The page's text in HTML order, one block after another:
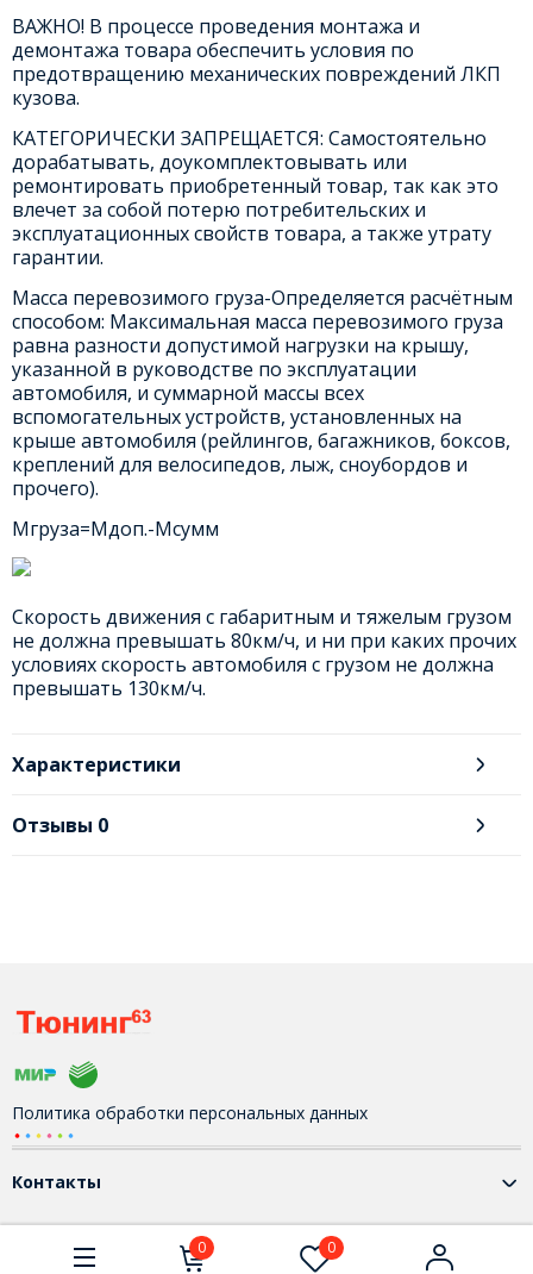
ВАЖНО! В процессе проведения монтажа и
демонтажа товара обеспечить условия по
предотвращению механических повреждений ЛКП
кузова.
КАТЕГОРИЧЕСКИ ЗАПРЕЩАЕТСЯ: Самостоятельно
дорабатывать, доукомплектовывать или
ремонтировать приобретенный товар, так как это
влечет за собой потерю потребительских и
эксплуатационных свойств товара, а также утрату
гарантии.
Масса перевозимого груза-Определяется расчётным
способом: Максимальная масса перевозимого груза
равна разности допустимой нагрузки на крышу,
указанной в руководстве по эксплуатации
автомобиля, и суммарной массы всех
вспомогательных устройств, установленных на
крыше автомобиля (рейлингов, багажников, боксов,
креплений для велосипедов, лыж, сноубордов и
прочего).
Мгруза=Мдоп.-Мсумм
Скорость движения с габаритным и тяжелым грузом
не должна превышать 80км/ч, и ни при каких прочих
условиях скорость автомобиля с грузом не должна
превышать 130км/ч.
Характеристики
Отзывы 0
Политика обработки персональных данных
Контакты
0 0